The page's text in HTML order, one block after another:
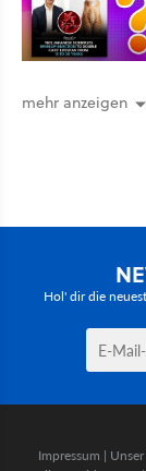
mehr anzeigen
Hol' dir die
Impressum |